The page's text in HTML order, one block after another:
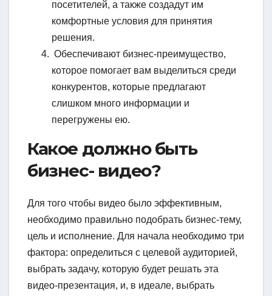
посетителей, а также создадут им
комфортные условия для принятия
решения.
Обеспечивают бизнес-преимущество,
которое помогает вам выделиться среди
конкурентов, которые предлагают
слишком много информации и
перегружены ею.
Какое должно быть
бизнес- видео?
Для того чтобы видео было эффективным,
необходимо правильно подобрать бизнес-тему,
цель и исполнение. Для начала необходимо три
фактора: определиться с целевой аудиторией,
выбрать задачу, которую будет решать эта
видео-презентация, и, в идеале, выбрать